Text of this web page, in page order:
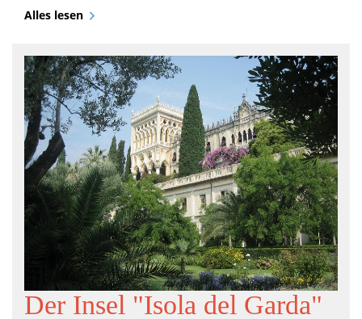
Alles lesen
Der Insel "Isola del Garda"